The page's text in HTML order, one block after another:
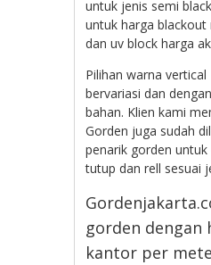
untuk jenis semi
untuk harga blackout
dan uv block harga
Pilihan warna
bervariasi dan
bahan. Klien kami
Gorden juga sudah
penarik gorden
tutup dan rell sesuai
gorden dengan
kantor per